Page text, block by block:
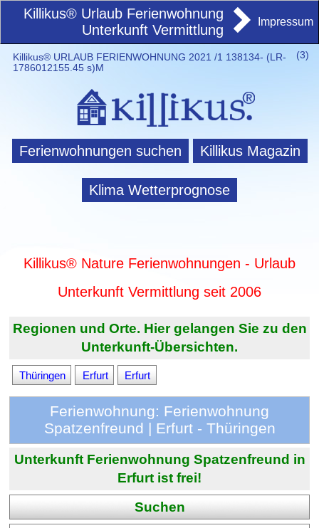
Killikus® Urlaub Ferienwohnung
Unterkunft Vermittlung
Impressum
(3)
Killikus® URLAUB FERIENWOHNUNG 2021 /1 138134- (LR-
1786012155.45 s)M
Ferienwohnungen suchen Killikus Magazin
Klima Wetterprognose
Killikus® Nature Ferienwohnungen - Urlaub
Unterkunft Vermittlung seit 2006
Regionen und Orte. Hier gelangen Sie zu den
Unterkunft-Übersichten.
Thüringen Erfurt Erfurt
Ferienwohnung: Ferienwohnung
Spatzenfreund | Erfurt - Thüringen
Unterkunft Ferienwohnung Spatzenfreund in
Erfurt ist frei!
Suchen